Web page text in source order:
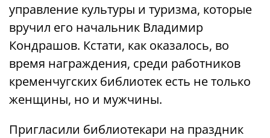
управление культуры и туризма, которые
вручил его начальник Владимир
Кондрашов. Кстати, как оказалось, во
время награждения, среди работников
кременчугских библиотек есть не только
женщины, но и мужчины.
Пригласили библиотекари на праздник